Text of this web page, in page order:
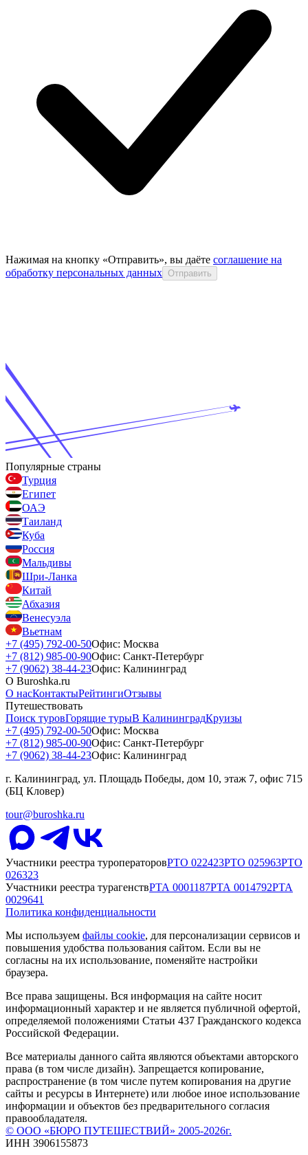
Нажимая на кнопку «Отправить», вы даёте соглашение на
обработку персональных данных Отправить
Популярные страны
Турция
Египет
ОАЭ
Таиланд
Куба
Россия
Мальдивы
Шри-Ланка
Китай
Абхазия
Венесуэла
Вьетнам
+7 (495) 792-00-50Офис: Москва
+7 (812) 985-00-90Офис: Санкт-Петербург
+7 (9062) 38-44-23Офис: Калининград
О Buroshka.ru
О насКонтактыРейтингиОтзывы
Путешествовать
Поиск туровГорящие турыВ КалининградКруизы
+7 (495) 792-00-50Офис: Москва
+7 (812) 985-00-90Офис: Санкт-Петербург
+7 (9062) 38-44-23Офис: Калининград
г. Калининград, ул. Площадь Победы, дом 10, этаж 7, офис 715
(БЦ Кловер)
tour@buroshka.ru
Участники реестра туроператоровРТО 022423РТО 025963РТО
026323
Участники реестра турагенствРТА 0001187РТА 0014792РТА
0029641
Политика конфиденциальности
Мы используем файлы cookie, для персонализации сервисов и
повышения удобства пользования сайтом. Если вы не
согласны на их использование, поменяйте настройки
браузера.
Все права защищены. Вся информация на сайте носит
информационный характер и не является публичной офертой,
определяемой положениями Статьи 437 Гражданского кодекса
Российской Федерации.
Все материалы данного сайта являются объектами авторского
права (в том числе дизайн). Запрещается копирование,
распространение (в том числе путем копирования на другие
сайты и ресурсы в Интернете) или любое иное использование
информации и объектов без предварительного согласия
правообладателя.
© ООО «БЮРО ПУТЕШЕСТВИЙ» 2005-2026г.
ИНН 3906155873